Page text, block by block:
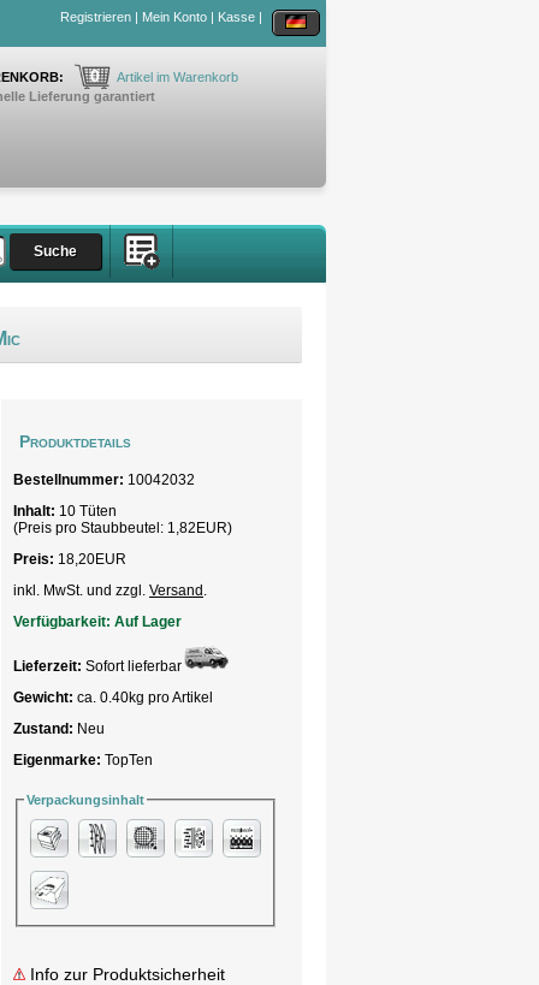
Registrieren | Mein Konto | Kasse |
0
Artikel im Warenkorb
Lieferung garantiert
Produktdetails
Bestellnummer: 10042032
Inhalt: 10 Tüten
(Preis pro Staubbeutel: 1,82EUR)
Preis: 18,20EUR
inkl. MwSt. und zzgl. Versand
Verfügbarkeit: Auf Lager
Lieferzeit: Sofort lieferbar
Gewicht: ca. 0.40kg pro Artikel
Zustand: Neu
Eigenmarke: TopTen
Verpackungsinhalt
Info zur Produktsicherheit